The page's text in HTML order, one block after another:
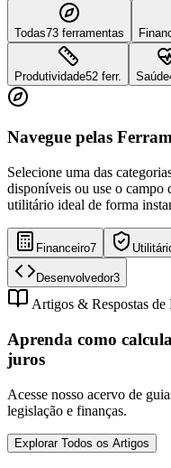
Todas73 ferramentas
Produtividade52 ferr. Saúde
Navegue pelas
Selecione uma das
disponíveis ou use o campo
utilitário ideal de forma
Financeiro7
Desenvolvedor3
Artigos & Respostas de
Aprenda como
juros
Acesse nosso acervo de
legislação e finanças.
Explorar Todos os Artigos